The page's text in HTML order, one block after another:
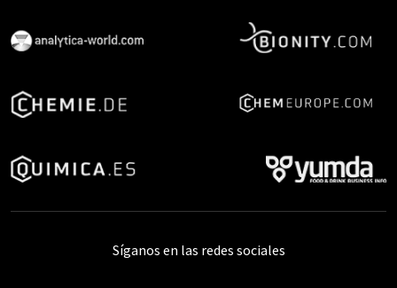
Síganos en las redes sociales